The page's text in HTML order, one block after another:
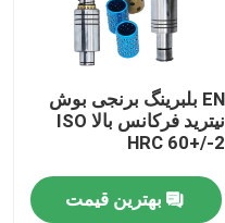
EN بلبرینگ برنجی بوش
نیترید فرکانس بالا ISO
HRC 60+/-2
بهترین قیمت